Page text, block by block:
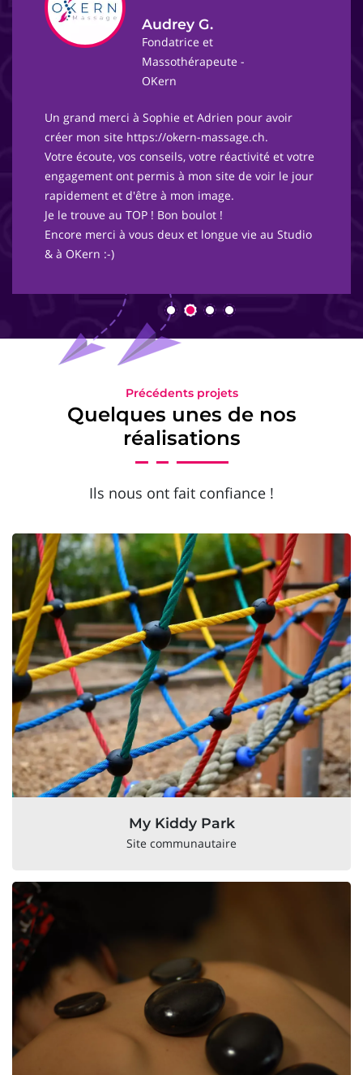
Audrey G.
Fondatrice et
Massothérapeute -
OKern
Un grand merci à Sophie et Adrien pour avoir
créer mon site https://okern-massage.ch.
Votre écoute, vos conseils, votre réactivité et votre
engagement ont permis à mon site de voir le jour
rapidement et d'être à mon image.
Je le trouve au TOP ! Bon boulot !
Encore merci à vous deux et longue vie au Studio
& à OKern :-)
Précédents projets
Quelques unes de nos
réalisations
Ils nous ont fait confiance !
My Kiddy Park
Site communautaire